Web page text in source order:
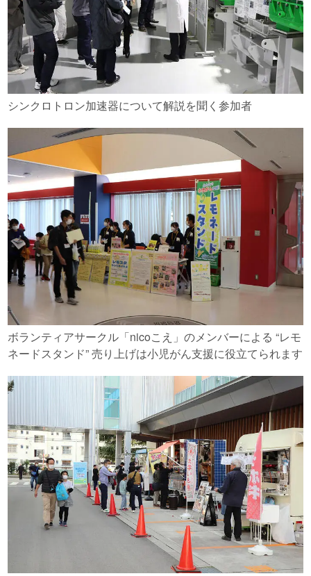
シンクロトロン加速器について解説を聞く参加者
ボランティアサークル「nicoこえ」のメンバーによる “レモ
ネードスタンド” 売り上げは小児がん支援に役立てられます